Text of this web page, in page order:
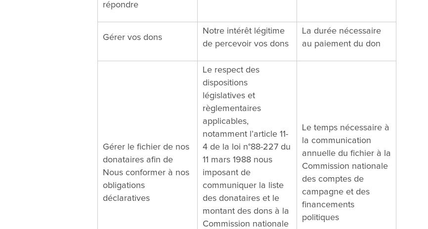
répondre
Gérer vos dons
Notre intérêt légitime
de percevoir vos dons
La durée nécessaire
au paiement du don
Gérer le fichier de nos
donataires afin de
Nous conformer à nos
obligations
déclaratives
Le respect des
dispositions
législatives et
règlementaires
applicables,
notamment l’article 11-
4 de la loi n°88-227 du
11 mars 1988 nous
imposant de
communiquer la liste
des donataires et le
montant des dons à la
Commission nationale
Le temps nécessaire à
la communication
annuelle du fichier à la
Commission nationale
des comptes de
campagne et des
financements
politiques